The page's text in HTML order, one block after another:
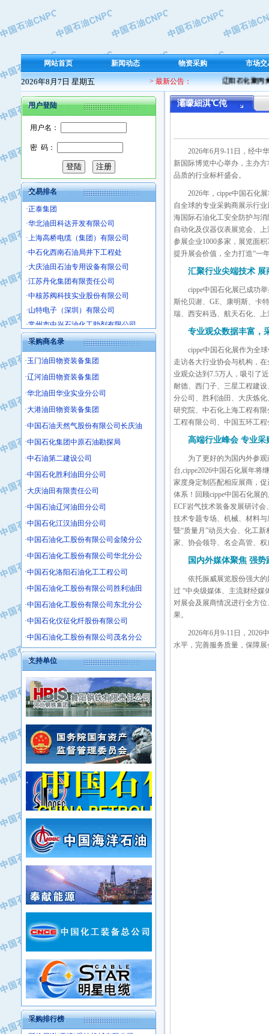
网站首页 新闻动态 物资采购 市场交
2026年8月7日 星期五 > 最新公告： 辽阳石化聚丙烯
用户登陆
用户名：
密 码：
交易排名
·保定北奥石油物探特种车辆制造有限
·盘锦辽河油田天意石油装备有限公司
·沧州市电气控制设备厂
·中船重工中南装备有限责任公司
·南石力天传动件有限公司
·浙江瑞普环境技术有限公司
·华北石油新大禹环保设备有限公司
·河北翼凌机械制造总厂
·萍乡市庞泰化工填料有限公司
·上海宝钢商贸有限公司
·辽河石油勘探局总机械厂
·正泰集团
·华北油田科达开发有限公司
·上海高桥电缆（集团）有限公司
·中石化西南石油局井下工程处
·大庆油田石油专用设备有限公司
·江苏丹化集团有限责任公司
·中核苏阀科技实业股份有限公司
·山特电子（深圳）有限公司
·常州市中兴石油化工助剂有限公司
·姜堰市三联助剂有限公司
·四川中光高技术研究所有限责任公司
·江苏天安防雷工程有限责任公司
·山东东营胜利工业园区
·自贡五洲防腐安装有限公司
·成都长江水处理设备有限公司
·中核苏阀科技实业股份有限公司
·济南柴油机股份有限公司
·上海科瑞曼士德电源系统集成有限公
·东方合金铸造厂
·保定北奥石油物探特种车辆制造有限
·盘锦辽河油田天意石油装备有限公司
·中国石油天然气管道局穿越公司
·南石力天传动件有限公司
·浙江瑞普环境技术有限公司
·华北石油新大禹环保设备有限公司
·河北翼凌机械制造总厂
·萍乡市庞泰化工填料有限公司
·实华(天津)国际贸易有限公司
·上海宝钢商贸有限公司
·辽河石油勘探局总机械厂
·正泰集团
·华北油田科达开发有限公司
·中石化西南石油局井下工程处
·大庆油田石油专用设备有限公司
·江苏丹化集团有限责任公司
·中核苏阀科技实业股份有限公司
·山特电子（深圳）有限公司
·常州市中兴石油化工助剂有限公司
·姜堰市三联助剂有限公司
·四川中光高技术研究所有限责任公司
·江苏天安防雷工程有限责任公司
·山东东营胜利工业园区
·自贡五洲防腐安装有限公司
采购商名录
·玉门油田物资装备集团
·辽河油田物资装备集团
·华北油田华业实业分公司
·大港油田物资装备集团
·中国石油天然气股份有限公司长庆油
·中国石化集团中原石油勘探局
·中石油第二建设公司
·中国石化胜利油田分公司
·大庆油田有限责任公司
·中国石油辽河油田分公司
·中国石化江汉油田分公司
·中国石油化工股份有限公司金陵分公
·中国石油化工股份有限公司华北分公
·中国石化洛阳石油化工工程公司
·中国石油化工股份有限公司胜利油田
·中国石油化工股份有限公司东北分公
·中国石化仪征化纤股份有限公司
·中国石油化工股份有限公司茂名分公
支持单位
采购排行榜
·中国石化茂名石化分公司
·中国石油大港油田分公司
·中油油气勘探软件国家工程研究中心
·西安长庆钻宇集团咸阳石化有限公司
·新疆新冠控制系统工程有限公司
·新疆安维消防设施器材有限公司
·华北石油津工机械制造有限公司
·中国石化茂名石化分公司
·上海山武控制仪表有限公司
·上海赛科石油化工有限责任公司
·河北卓唯钢管制造有限公司
·上海高桥石化
·中国石化扬子石油化工股份有限公司
·中国石化上海石油化工股份有限公司
·中国石油长庆油田分公司
·中国石油宁夏石化分公司
·山东墨龙石油机械股份有限公司
·大庆油田物资集团
·斯伦贝谢(天津)采油机械有限公司
灞曚細淇℃伅
2026年6月9-11日，经中
新国际博览中心举办，主办
品质的行业标杆盛会。
2026年，cippe中国石化
自全球的专业采购商展示行
海国际石油化工安全防护与
自动化及仪器仪表展览会、
参展企业1000多家，展览面
提升展会价值，全力打造“一
汇聚行业尖端技术 展
cippe中国石化展已成功
斯伦贝谢、GE、康明斯、卡
瑞、西安科迅、航天石化、
专业观众数据丰富，
cippe中国石化展作为全
走访各大行业协会与机构，
业观众达到7.5万人，吸引了
耐德、西门子、三星工程建
分公司、胜利油田、大庆炼
研究院、中石化上海工程有
工程有限公司、中国五环工
高端行业峰会 专业采
为了更好的为国内外参
台,cippe2026中国石化展年将
家度身定制匹配相应展商，
体系！回顾cippe中国石化展
ECF岩气技术装备发展研讨
技术专题专场、机械、材料
暨“质量月”动员大会、化工
家、协会领导、名企高管、
国内外媒体聚焦 强势
依托振威展览股份强大
过 “中央级媒体、主流财经媒
对展会及展商情况进行全方
果。
2026年6月9-11日，2026
水平，完善服务质量，保障